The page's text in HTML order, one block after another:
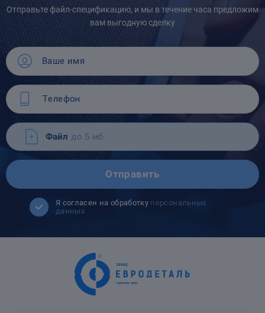
Отправьте файл-спецификацию, и мы в течение часа предложим
вам выгодную сделку
Файл до 5 мб
Отправить
Я согласен на обработку персональных
данных